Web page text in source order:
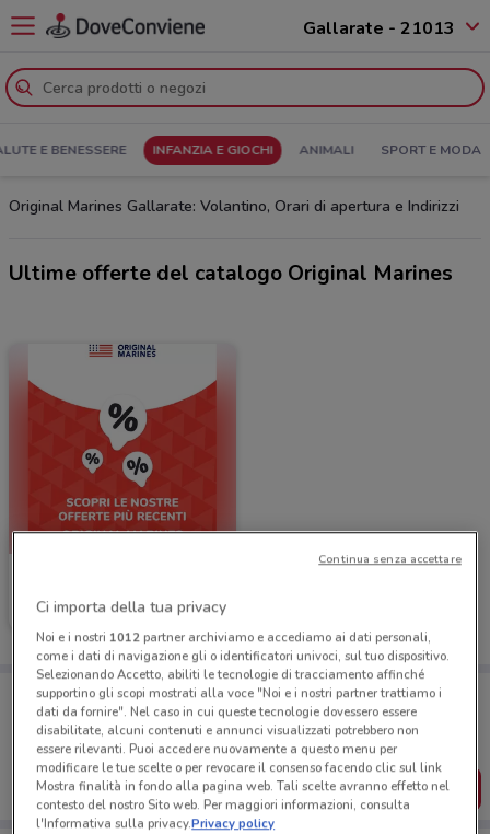
Gallarate - 21013
E BENESSERE INFANZIA E GIOCHI ANIMALI SPORT E MODA
Original Marines Gallarate: Volantino, Orari di apertura e Indirizzi
Ultime offerte del catalogo Original Marines
Scade il 19/05 5.8 km
Porta DoveConviene sempre con te!
Puoi trovare le migliori offerte dei negozi vicino a te,
salvarle e creare la tua lista del risparmio, comodamente
dal tuo cellulare.
SCARICA L’APP
Ci importa della tua privacy
Noi e i nostri 1012partner archiviamo e accediamo ai dati personali,
come i dati di navigazione gli o identificatori univoci, sul tuo dispositivo.
Selezionando Accetto, abiliti le tecnologie di tracciamento affinché
supportino gli scopi mostrati alla voce "Noi e i nostri partner trattiamo i
dati da fornire". Nel caso in cui queste tecnologie dovessero essere
disabilitate, alcuni contenuti e annunci visualizzati potrebbero non
essere rilevanti. Puoi accedere nuovamente a questo menu per
modificare le tue scelte o per revocare il consenso facendo clic sul link
Mostra finalità in fondo alla pagina web. Tali scelte avranno effetto nel
contesto del nostro Sito web. Per maggiori informazioni, consulta
l'Informativa sulla privacy.Privacy policy
Continua senza accettare